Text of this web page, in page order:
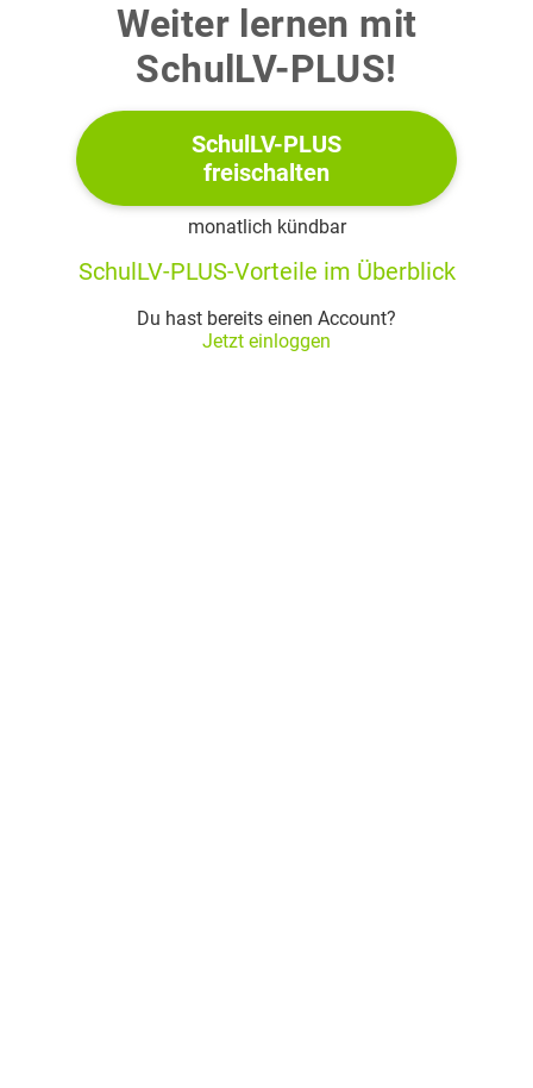
Weiter lernen mit
SchulLV-PLUS!
SchulLV-PLUS
freischalten
monatlich kündbar
SchulLV-PLUS-Vorteile im Überblick
Du hast bereits einen Account?
Jetzt einloggen